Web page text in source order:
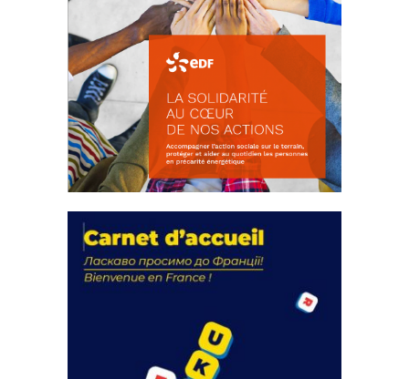
actions
18 septembre 2023
FEUILLETER